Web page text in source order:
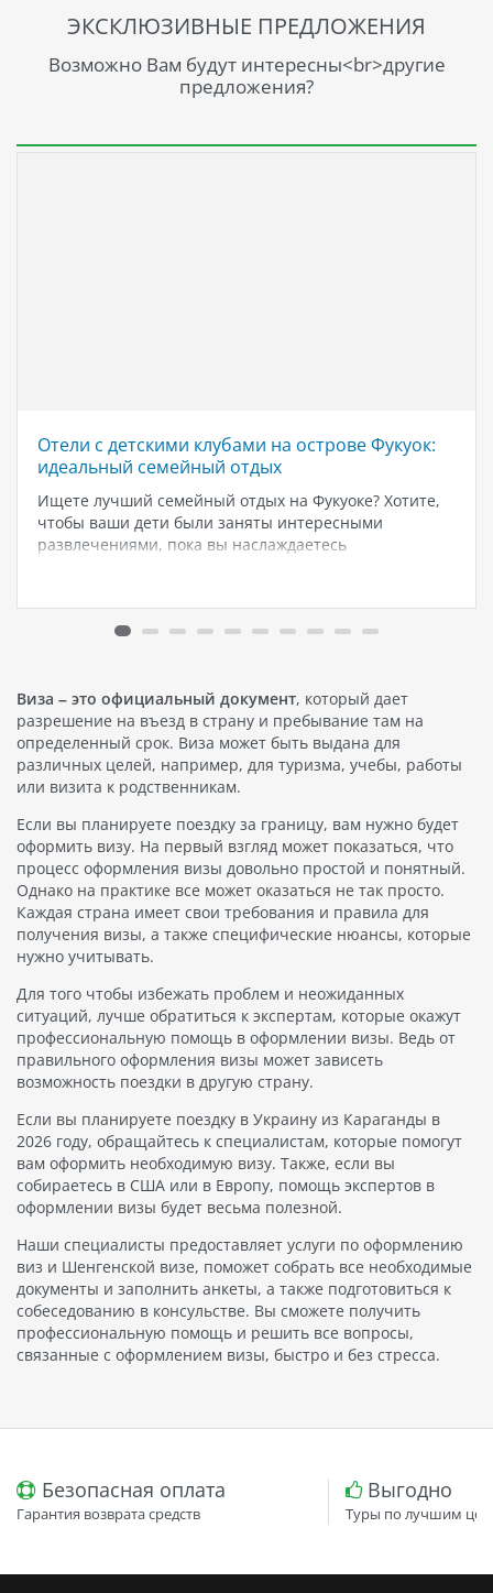
ЭКСКЛЮЗИВНЫЕ ПРЕДЛОЖЕНИЯ
Возможно Вам будут интересны<br>другие
предложения?
Отели с детскими клубами на острове Фукуок:
идеальный семейный отдых
Ищете лучший семейный отдых на Фукуоке? Хотите,
чтобы ваши дети были заняты интересными
развлечениями, пока вы наслаждаетесь
каждый маленький гость найдет что-то по душе.
Лучшие отели с детскими клубами…
Виза – это официальный документ, который дает
разрешение на въезд в страну и пребывание там на
определенный срок. Виза может быть выдана для
различных целей, например, для туризма, учебы, работы
или визита к родственникам.
Если вы планируете поездку за границу, вам нужно будет
оформить визу. На первый взгляд может показаться, что
процесс оформления визы довольно простой и понятный.
Однако на практике все может оказаться не так просто.
Каждая страна имеет свои требования и правила для
получения визы, а также специфические нюансы, которые
нужно учитывать.
Для того чтобы избежать проблем и неожиданных
ситуаций, лучше обратиться к экспертам, которые окажут
профессиональную помощь в оформлении визы. Ведь от
правильного оформления визы может зависеть
возможность поездки в другую страну.
Если вы планируете поездку в Украину из Караганды в
2026 году, обращайтесь к специалистам, которые помогут
вам оформить необходимую визу. Также, если вы
собираетесь в США или в Европу, помощь экспертов в
оформлении визы будет весьма полезной.
Наши специалисты предоставляет услуги по оформлению
виз и Шенгенской визе, поможет собрать все необходимые
документы и заполнить анкеты, а также подготовиться к
собеседованию в консульстве. Вы сможете получить
профессиональную помощь и решить все вопросы,
связанные с оформлением визы, быстро и без стресса.
Безопасная оплата
Гарантия возврата средств
Выгодно
Туры по лучшим